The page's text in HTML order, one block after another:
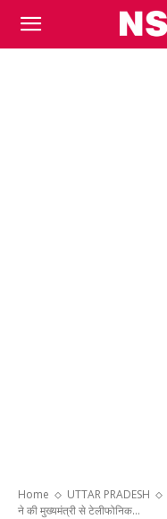
Home UTTAR PRADESH
ने की मुख्यमंत्री से टेलीफोनिक...